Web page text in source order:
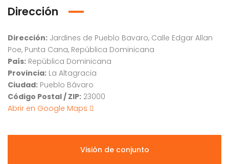
Dirección
Dirección: Jardines de Pueblo Bavaro, Calle Edgar Allan
Poe, Punta Cana, República Dominicana
País: República Dominicana
Provincia: La Altagracia
Ciudad: Pueblo Bávaro
Código Postal / ZIP: 23000
Abrir en Google Maps
Visión de conjunto